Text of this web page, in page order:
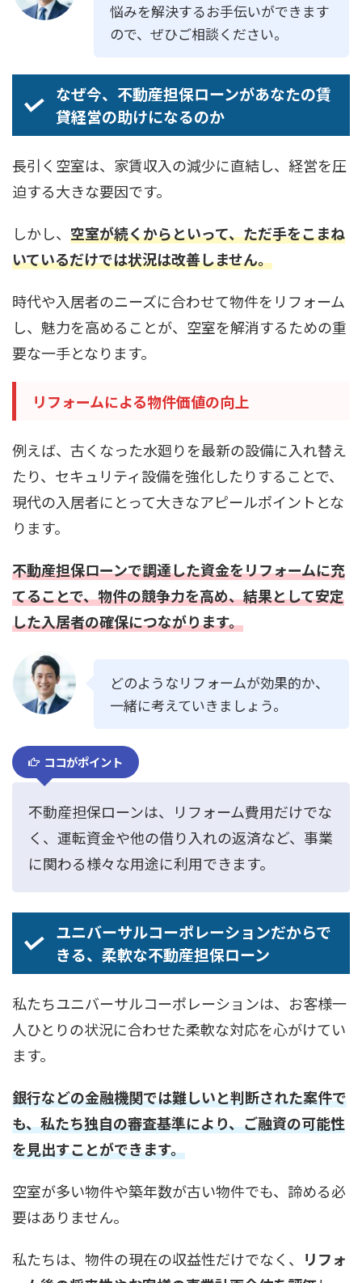
悩みを解決するお手伝いができます
ので、ぜひご相談ください。
なぜ今、不動産担保ローンがあなたの賃
貸経営の助けになるのか
長引く空室は、家賃収入の減少に直結し、経営を圧
迫する大きな要因です。
しかし、 空室が続くからといって、ただ手をこまね
いているだけでは状況は改善しません。
時代や入居者のニーズに合わせて物件をリフォーム
し、魅力を高めることが、空室を解消するための重
要な一手となります。
リフォームによる物件価値の向上
例えば、古くなった水廻りを最新の設備に入れ替え
たり、セキュリティ設備を強化したりすることで、
現代の入居者にとって大きなアピールポイントとな
ります。
不動産担保ローンで調達した資金をリフォームに充
てることで、物件の競争力を高め、結果として安定
した入居者の確保につながります。
どのようなリフォームが効果的か、
一緒に考えていきましょう。
ココがポイント
不動産担保ローンは、リフォーム費用だけでな
く、運転資金や他の借り入れの返済など、事業
に関わる様々な用途に利用できます。
ユニバーサルコーポレーションだからで
きる、柔軟な不動産担保ローン
私たちユニバーサルコーポレーションは、お客様一
人ひとりの状況に合わせた柔軟な対応を心がけてい
ます。
銀行などの金融機関では難しいと判断された案件で
も、私たち独自の審査基準により、ご融資の可能性
を見出すことができます。
空室が多い物件や築年数が古い物件でも、諦める必
要はありません。
私たちは、物件の現在の収益性だけでなく、 リフォ